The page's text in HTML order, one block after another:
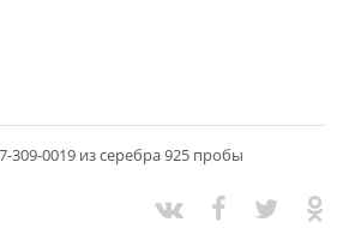
309-0019 из серебра 925 пробы